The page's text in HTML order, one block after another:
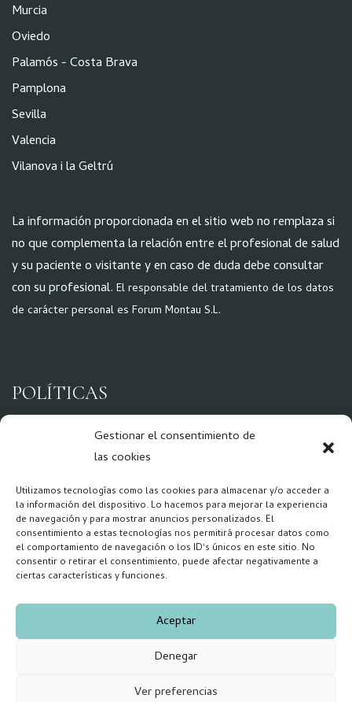
Gestionar el consentimiento de
las cookies
Utilizamos tecnologías como las cookies para almacenar y/o acceder a
la información del dispositivo. Lo hacemos para mejorar la experiencia
de navegación y para mostrar anuncios personalizados. El
consentimiento a estas tecnologías nos permitirá procesar datos como
el comportamiento de navegación o los ID's únicos en este sitio. No
consentir o retirar el consentimiento, puede afectar negativamente a
ciertas características y funciones.
Aceptar
Denegar
Ver preferencias
Murcia
Oviedo
Palamós - Costa Brava
Pamplona
Sevilla
Valencia
Vilanova i la Geltrú
La información proporcionada en el sitio web no remplaza si
no que complementa la relación entre el profesional de salud
y su paciente o visitante y en caso de duda debe consultar
con su profesional. El responsable del tratamiento de los datos
de carácter personal es Forum Montau S.L.
POLÍTICAS
Aviso Legal
Política de Privacidad
Política Cookies
REDES